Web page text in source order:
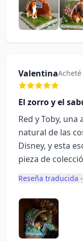
Valentina
El zorro y el
Red y Toby,
natural de las
Disney, y esta
pieza de
Reseña traducida